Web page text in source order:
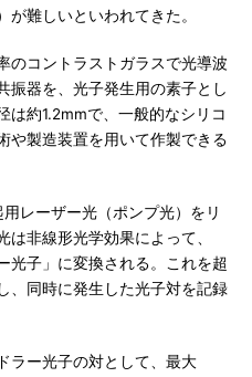
が難しいといわれてきた。
コントラストガラスで光導波
振器を、光子発生用の素子とし
は約1.2mmで、一般的なシリコ
や製造装置を用いて作製できる
レーザー光（ポンプ光）をリ
は非線形光学効果によって、
光子」に変換される。これを超
、同時に発生した光子対を記録
ラー光子の対として、最大